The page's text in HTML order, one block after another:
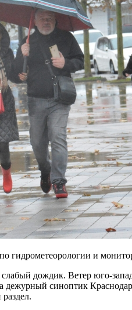
гидрометеорологии и
дождик. Ветер юго-
дежурный синоптик